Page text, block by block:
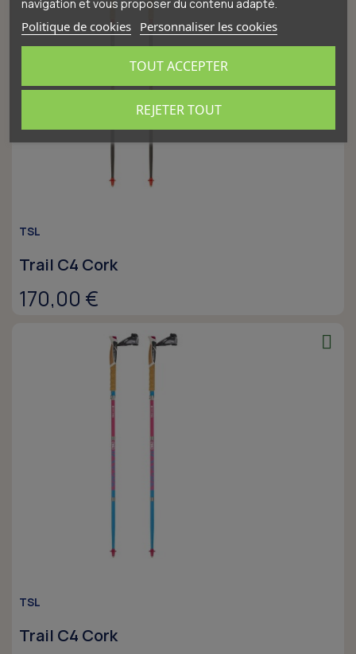
TSL
Trail C4 Cork
170,00 €
TSL
Trail C4 Cork
navigation et vous proposer du contenu adapté.
Politique de cookies Personnaliser les cookies
REJETER TOUT
TOUT ACCEPTER